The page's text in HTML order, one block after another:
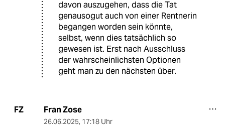
davon auszugehen, dass die Tat
genausogut auch von einer Rentnerin
begangen worden sein könnte,
selbst, wenn dies tatsächlich so
gewesen ist. Erst nach Ausschluss
der wahrscheinlichsten Optionen
geht man zu den nächsten über.
FZ Fran Zose
26.06.2025, 17:18 Uhr